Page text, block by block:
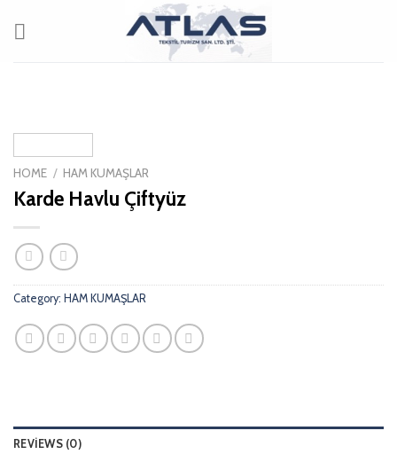
HOME / HAM KUMAŞLAR
Karde Havlu Çiftyüz
Category: HAM KUMAŞLAR
REVIEWS (0)